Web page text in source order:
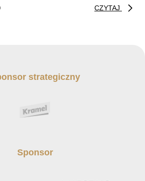
CZYTAJ
strategiczny
Sponsor